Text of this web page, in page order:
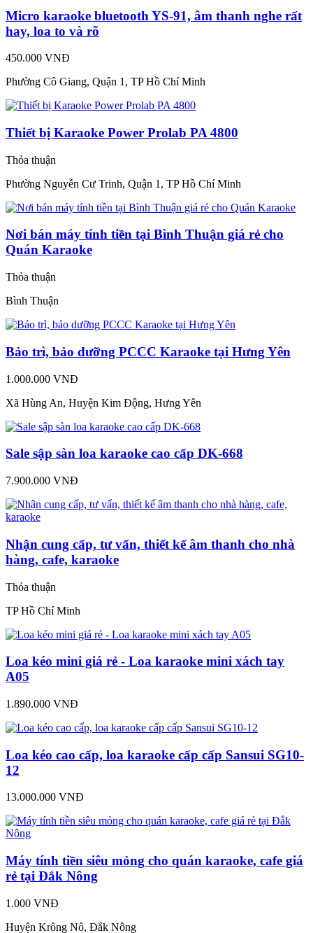
Micro karaoke bluetooth YS-91, âm thanh nghe rất
hay, loa to và rõ
450.000 VNĐ
Phường Cô Giang, Quận 1, TP Hồ Chí Minh
Thiết bị Karaoke Power Prolab PA 4800
Thỏa thuận
Phường Nguyễn Cư Trinh, Quận 1, TP Hồ Chí Minh
Nơi bán máy tính tiền tại Bình Thuận giá rẻ cho
Quán Karaoke
Thỏa thuận
Bình Thuận
Bảo trì, bảo dưỡng PCCC Karaoke tại Hưng Yên
1.000.000 VNĐ
Xã Hùng An, Huyện Kim Động, Hưng Yên
Sale sập sàn loa karaoke cao cấp DK-668
7.900.000 VNĐ
Nhận cung cấp, tư vấn, thiết kế âm thanh cho nhà
hàng, cafe, karaoke
Thỏa thuận
TP Hồ Chí Minh
Loa kéo mini giá rẻ - Loa karaoke mini xách tay
A05
1.890.000 VNĐ
Loa kéo cao cấp, loa karaoke cấp cấp Sansui SG10-
12
13.000.000 VNĐ
Máy tính tiền siêu mỏng cho quán karaoke, cafe giá
rẻ tại Đắk Nông
1.000 VNĐ
Huyện Krông Nô, Đắk Nông